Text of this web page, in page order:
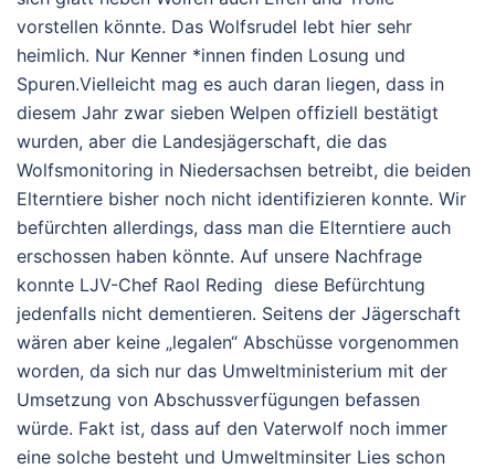
vorstellen könnte. Das Wolfsrudel lebt hier sehr
heimlich. Nur Kenner *innen finden Losung und
Spuren.Vielleicht mag es auch daran liegen, dass in
diesem Jahr zwar sieben Welpen offiziell bestätigt
wurden, aber die Landesjägerschaft, die das
Wolfsmonitoring in Niedersachsen betreibt, die beiden
Elterntiere bisher noch nicht identifizieren konnte. Wir
befürchten allerdings, dass man die Elterntiere auch
erschossen haben könnte. Auf unsere Nachfrage
konnte LJV-Chef Raol Reding diese Befürchtung
jedenfalls nicht dementieren. Seitens der Jägerschaft
wären aber keine „legalen“ Abschüsse vorgenommen
worden, da sich nur das Umweltministerium mit der
Umsetzung von Abschussverfügungen befassen
würde. Fakt ist, dass auf den Vaterwolf noch immer
eine solche besteht und Umweltminsiter Lies schon